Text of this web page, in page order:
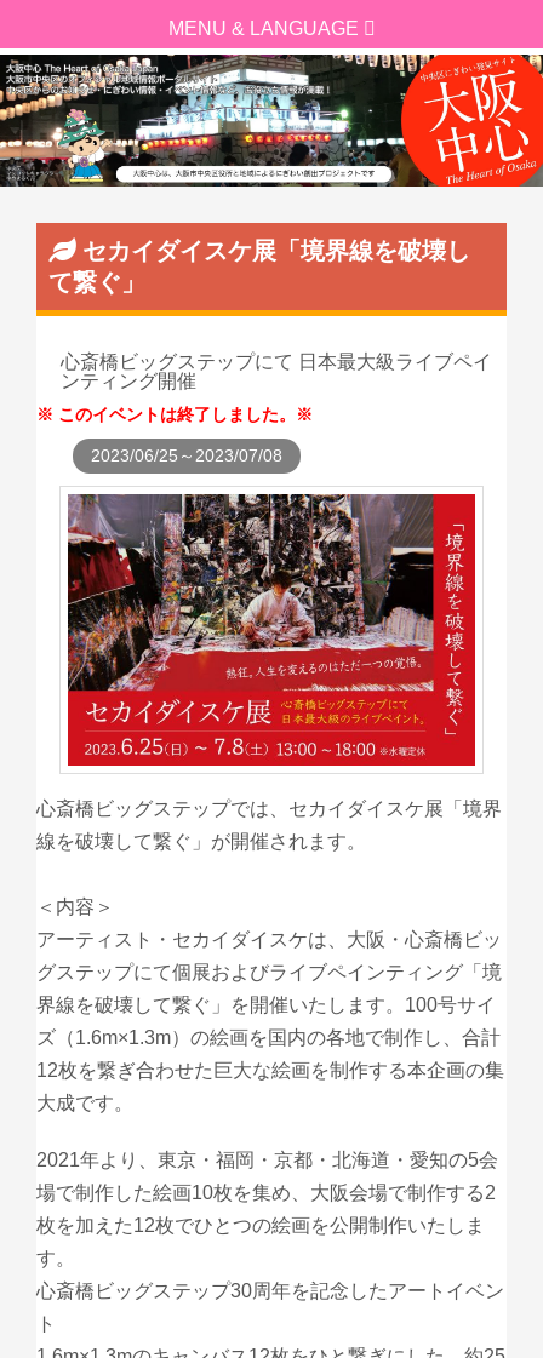
セカイダイスケ展「境界線を破壊し
て繋ぐ」
心斎橋ビッグステップにて 日本最大級ライブペイ
ンティング開催
このイベントは終了しました。
2023/06/25～2023/07/08
心斎橋ビッグステップでは、セカイダイスケ展「境界
線を破壊して繋ぐ」が開催されます。
＜内容＞
アーティスト・セカイダイスケは、大阪・心斎橋ビッ
グステップにて個展およびライブペインティング「境
界線を破壊して繋ぐ」を開催いたします。100号サイ
ズ（1.6m×1.3m）の絵画を国内の各地で制作し、合計
12枚を繋ぎ合わせた巨大な絵画を制作する本企画の集
大成です。
2021年より、東京・福岡・京都・北海道・愛知の5会
場で制作した絵画10枚を集め、大阪会場で制作する2
枚を加えた12枚でひとつの絵画を公開制作いたしま
す。
心斎橋ビッグステップ30周年を記念したアートイベン
ト